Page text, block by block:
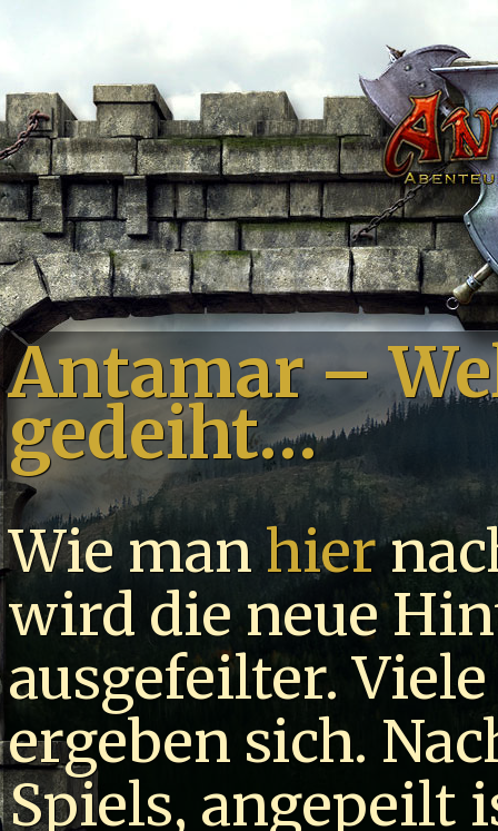
Antamar –
gedeiht…
Wie man hier
wird die neue
ausgefeilter.
ergeben sich.
Spiels, angepeilt